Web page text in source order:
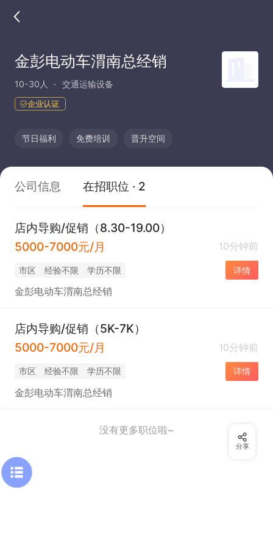
金彭电动车渭南总经销
10-30人 交通运输设备
企业认证
节日福利 免费培训 晋升空间
公司信息 在招职位 · 2
店内导购/促销（8.30-19.00）
5000-7000元/月
10分钟前
市区 经验不限 学历不限 详情
金彭电动车渭南总经销
店内导购/促销（5K-7K）
5000-7000元/月
10分钟前
市区 经验不限 学历不限 详情
金彭电动车渭南总经销
没有更多职位啦~
分享